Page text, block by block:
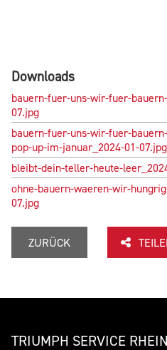
Downloads
bauern-fuer-uns-wir-fuer-
07.jpg
bauern-fuer-uns-wir-fuer-
pop-up-im-januar_2024-01-07.jpg
bleibt-dein-teller-heute-
ohne-bauern-waeren-wir-
07.jpg
ZURÜCK
TRIUMPH SERVICE